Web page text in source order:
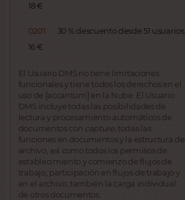
18 €
0201
30 % descuento desde 51 usuarios
16 €
El Usuario DMS no tiene limitaciones
funcionales y tiene todos los derechos en el
uso de [accantum] en la Nube. El Usuario
DMS incluye todas las posibilidades de
lectura y procesamiento automáticos de
documentos con capture, todas las
funciones en documentos y la estructura de
archivo, así como todos los permisos de
establecimiento y comienzo de flujos de
trabajo, participación en flujos de trabajo y
en el archivo, también la carga individual
de otros documentos.